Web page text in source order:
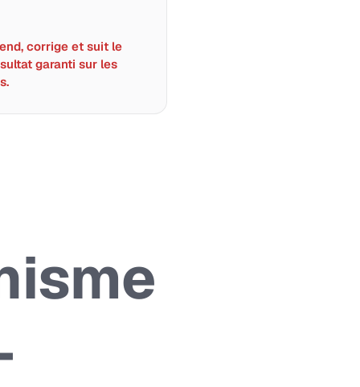
corrige et suit le
garanti sur les